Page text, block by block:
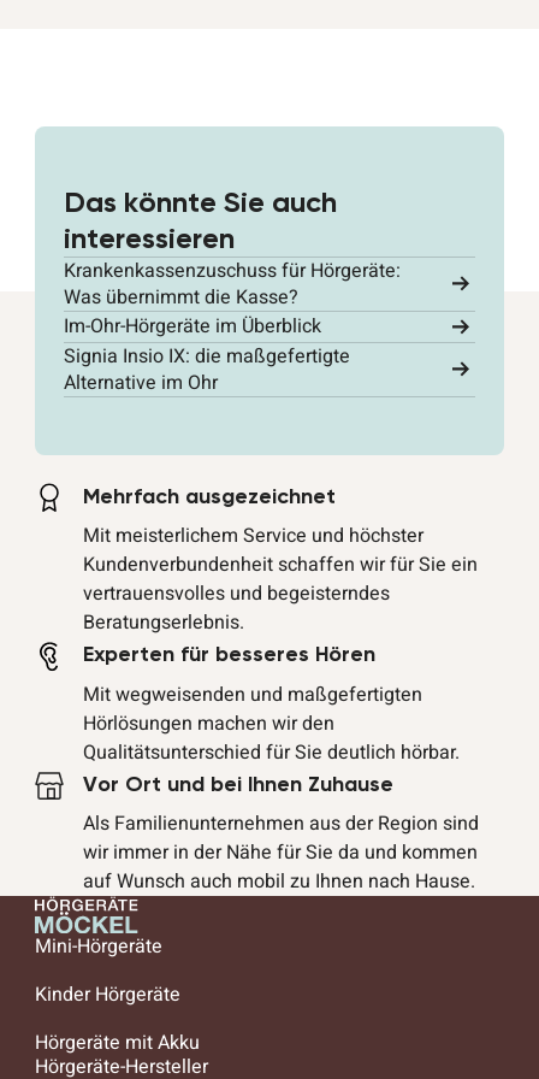
Das könnte Sie auch
interessieren
Krankenkassenzuschuss für Hörgeräte:
Was übernimmt die Kasse?
Im-Ohr-Hörgeräte im Überblick
Signia Insio IX: die maßgefertigte
Alternative im Ohr
Mehrfach ausgezeichnet
Mit meisterlichem Service und höchster
Kundenverbundenheit schaffen wir für Sie ein
vertrauensvolles und begeisterndes
Beratungserlebnis.
Experten für besseres Hören
Mit wegweisenden und maßgefertigten
Hörlösungen machen wir den
Qualitätsunterschied für Sie deutlich hörbar.
Vor Ort und bei Ihnen Zuhause
Als Familienunternehmen aus der Region sind
wir immer in der Nähe für Sie da und kommen
auf Wunsch auch mobil zu Ihnen nach Hause.
Mini-Hörgeräte
Kinder Hörgeräte
Hörgeräte mit Akku
Hörgeräte-Hersteller